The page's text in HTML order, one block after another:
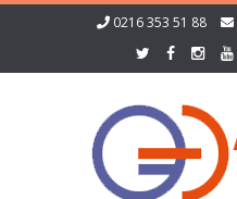
0216 353 51 88